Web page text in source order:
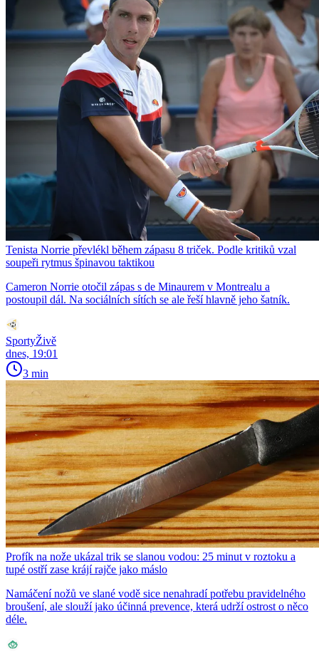
Tenista Norrie převlékl během zápasu 8 triček. Podle kritiků vzal
soupeři rytmus špinavou taktikou
Cameron Norrie otočil zápas s de Minaurem v Montrealu a
postoupil dál. Na sociálních sítích se ale řeší hlavně jeho šatník.
SportyŽivě
dnes, 19:01
3 min
Profík na nože ukázal trik se slanou vodou: 25 minut v roztoku a
tupé ostří zase krájí rajče jako máslo
Namáčení nožů ve slané vodě sice nenahradí potřebu pravidelného
broušení, ale slouží jako účinná prevence, která udrží ostrost o něco
déle.